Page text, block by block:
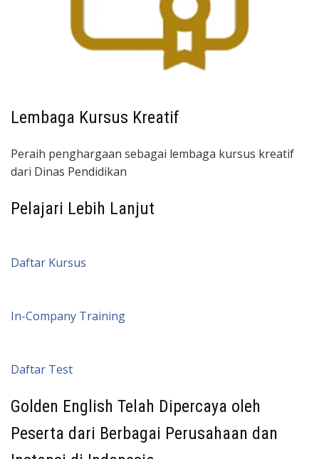
Lembaga Kursus Kreatif
Peraih penghargaan sebagai lembaga kursus kreatif
dari Dinas Pendidikan
Pelajari Lebih Lanjut
Daftar Kursus
In-Company Training
Daftar Test
Golden English Telah Dipercaya oleh
Peserta dari Berbagai Perusahaan dan